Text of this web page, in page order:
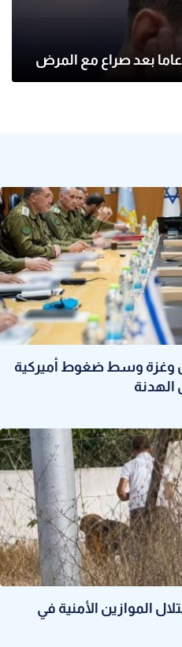
وغزة وسط ضغوط أميركية
الهدنة
الموازين الأمنية في